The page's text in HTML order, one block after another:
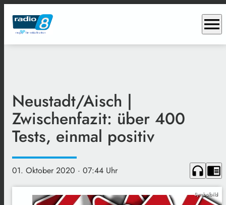
menu
Neustadt/Aisch |
Zwischenfazit: über 400
Tests, einmal positiv
01. Oktober 2020 · 07:44 Uhr headphones chrome_reader_mode
Symbolbild